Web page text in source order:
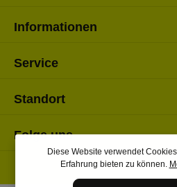
Informationen
Service
Standort
Folge uns
Diese Website verwendet
Erfahrung bieten zu können.